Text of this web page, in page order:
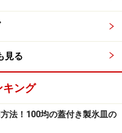
リア公式HP よくあるご
が高いセリアですが、
ません。セリアのホー
見る
キング
法！100均の蓋付き製氷皿の